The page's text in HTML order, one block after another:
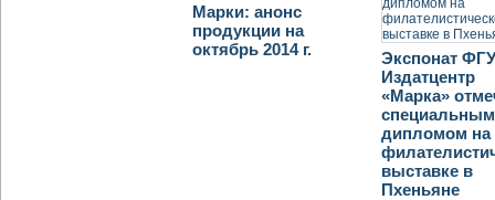
Марки: анонс
продукции на
октябрь 2014 г.
Экспонат
Издатцентр
«Марка»
специальным
дипломом на
выставке в
Пхеньяне